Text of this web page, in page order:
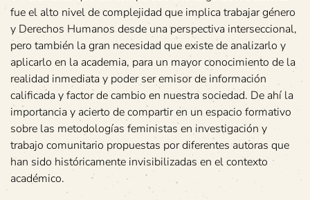
fue el alto nivel de complejidad que implica trabajar género
y Derechos Humanos desde una perspectiva interseccional,
pero también la gran necesidad que existe de analizarlo y
aplicarlo en la academia, para un mayor conocimiento de la
realidad inmediata y poder ser emisor de información
calificada y factor de cambio en nuestra sociedad. De ahí la
importancia y acierto de compartir en un espacio formativo
sobre las metodologías feministas en investigación y
trabajo comunitario propuestas por diferentes autoras que
han sido históricamente invisibilizadas en el contexto
académico.